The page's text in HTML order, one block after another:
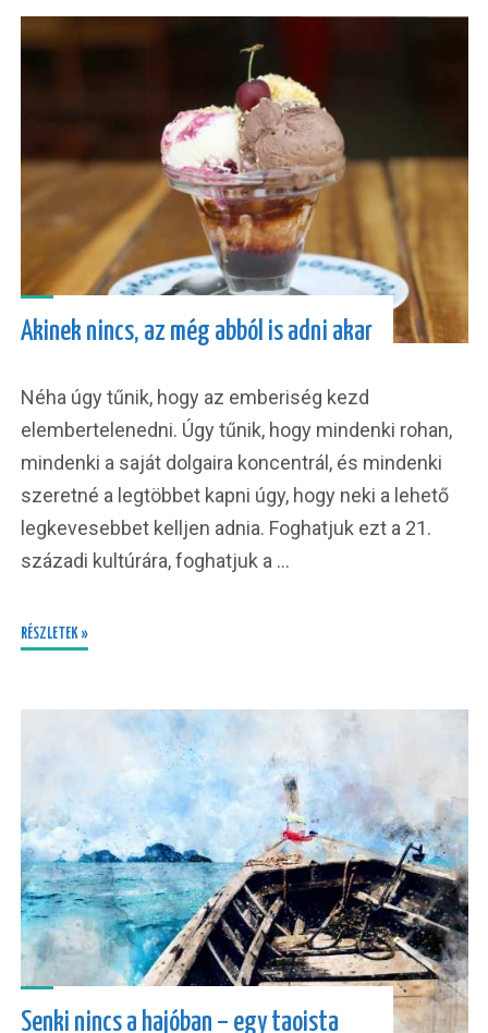
Akinek nincs, az még abból is adni akar
Néha úgy tűnik, hogy az emberiség kezd
elembertelenedni. Úgy tűnik, hogy mindenki rohan,
mindenki a saját dolgaira koncentrál, és mindenki
szeretné a legtöbbet kapni úgy, hogy neki a lehető
legkevesebbet kelljen adnia. Foghatjuk ezt a 21.
századi kultúrára, foghatjuk a …
RÉSZLETEK »
Senki nincs a hajóban – egy taoista